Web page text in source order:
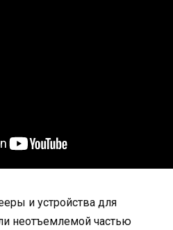
и устройства для
неотъемлемой частью